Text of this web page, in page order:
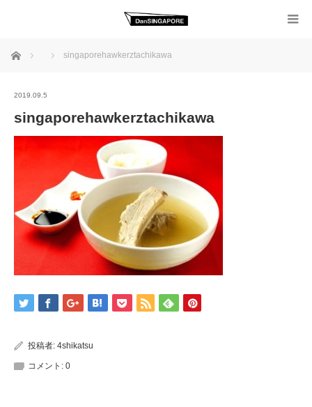
ホーム singaporehawkerztachikawa
2019.09.5
singaporehawkerztachikawa
投稿者: 4shikatsu
コメント: 0